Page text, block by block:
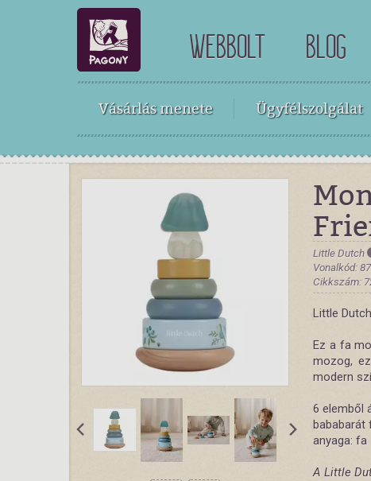
WEBBOLT BLOG
Vásárlás menete Ügyfélszolgálat
Little Dutch
Vonalkód:
Cikkszám:
Little
Ez a fa
mozog,
modern
6 elemből
bababarát
anyaga: fa
A Little